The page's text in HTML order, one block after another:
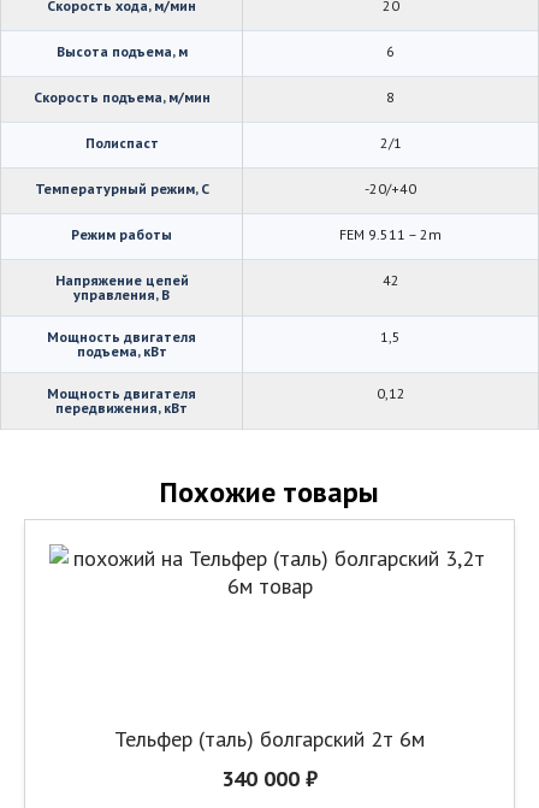
Скорость хода, м/мин 20
Высота подъема, м 6
Скорость подъема, м/мин 8
Полиспаст 2/1
Температурный режим, С -20/+40
Режим работы FEM 9.511 – 2m
Напряжение цепей
управления, В
42
Мощность двигателя
подъема, кВт
1,5
Мощность двигателя
передвижения, кВт
0,12
Похожие товары
Тельфер (таль) болгарский 2т 6м
340 000 ₽